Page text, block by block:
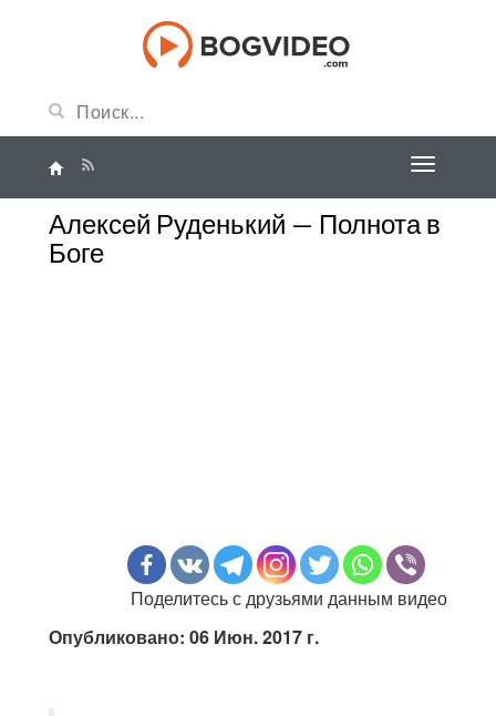
Алексей Руденький — Полнота в
Боге
Поделитесь с друзьями данным видео
Опубликовано: 06 Июн. 2017 г.